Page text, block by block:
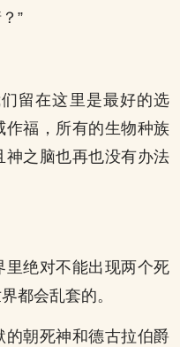
”
留在这里是最好的选
作福，所有的生物种族
神之脑也再也没有办法
绝对不能出现两个死
都会乱套的。
朝死神和德古拉伯爵